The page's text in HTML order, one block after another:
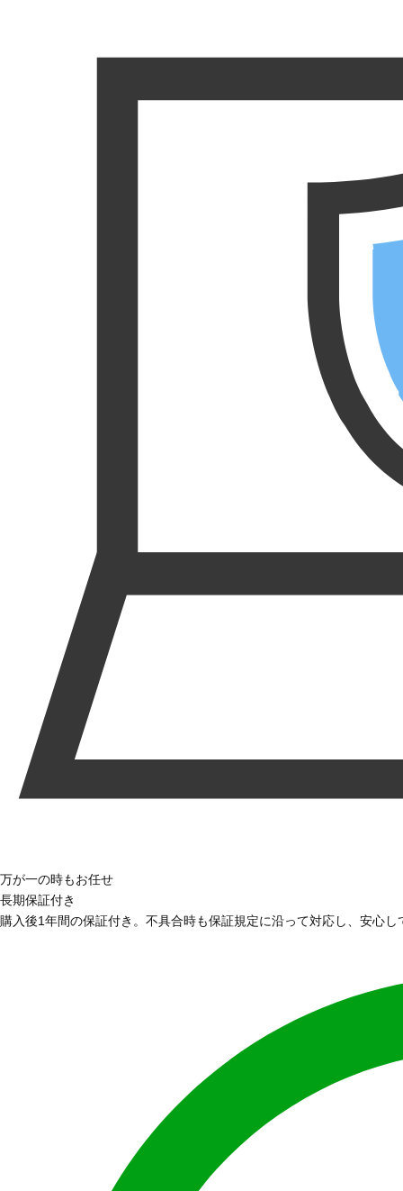
万が一の時もお任せ
長期保証付き
購入後1年間の保証付き。不具合時も保証規定に沿って対応し、安心